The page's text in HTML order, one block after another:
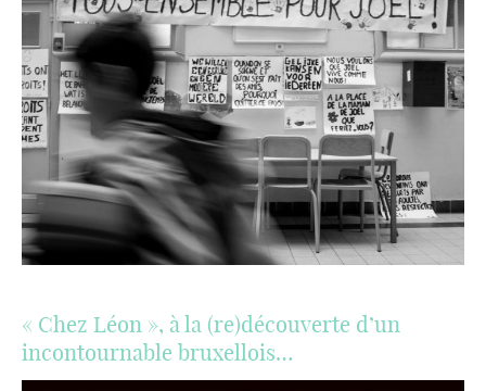
« Chez Léon », à la (re)découverte d’un
incontournable bruxellois…